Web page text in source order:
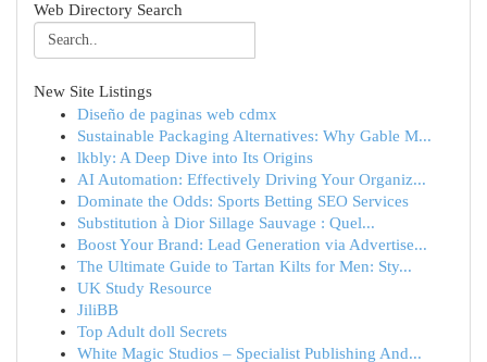
Web Directory Search
New Site Listings
Diseño de paginas web cdmx
Sustainable Packaging Alternatives: Why Gable M...
lkbly: A Deep Dive into Its Origins
AI Automation: Effectively Driving Your Organiz...
Dominate the Odds: Sports Betting SEO Services
Substitution à Dior Sillage Sauvage : Quel...
Boost Your Brand: Lead Generation via Advertise...
The Ultimate Guide to Tartan Kilts for Men: Sty...
UK Study Resource
JiliBB
Top Adult doll Secrets
White Magic Studios – Specialist Publishing And...